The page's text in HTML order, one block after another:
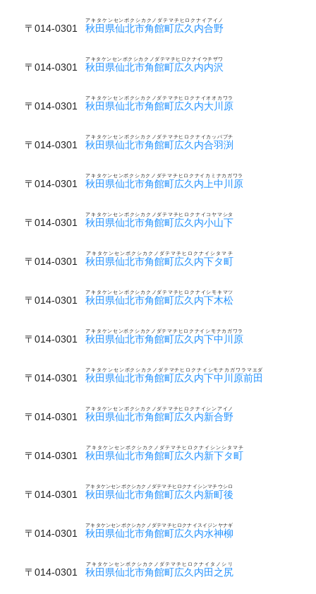
〒014-0301 秋田県仙北市角館町広久内合野
アキタケンセンボクシカクノダテマチヒロクナイアイノ
〒014-0301 秋田県仙北市角館町広久内内沢
アキタケンセンボクシカクノダテマチヒロクナイウチザワ
〒014-0301 秋田県仙北市角館町広久内大川原
アキタケンセンボクシカクノダテマチヒロクナイオオカワラ
〒014-0301 秋田県仙北市角館町広久内合羽渕
アキタケンセンボクシカクノダテマチヒロクナイカッパブチ
〒014-0301 秋田県仙北市角館町広久内上中川原
アキタケンセンボクシカクノダテマチヒロクナイカミナカガワラ
〒014-0301 秋田県仙北市角館町広久内小山下
アキタケンセンボクシカクノダテマチヒロクナイコヤマシタ
〒014-0301 秋田県仙北市角館町広久内下タ町
アキタケンセンボクシカクノダテマチヒロクナイシタマチ
〒014-0301 秋田県仙北市角館町広久内下木松
アキタケンセンボクシカクノダテマチヒロクナイシモキマツ
〒014-0301 秋田県仙北市角館町広久内下中川原
アキタケンセンボクシカクノダテマチヒロクナイシモナカガワラ
〒014-0301 秋田県仙北市角館町広久内下中川原前田
アキタケンセンボクシカクノダテマチヒロクナイシモナカガワラマエダ
〒014-0301 秋田県仙北市角館町広久内新合野
アキタケンセンボクシカクノダテマチヒロクナイシンアイノ
〒014-0301 秋田県仙北市角館町広久内新下タ町
アキタケンセンボクシカクノダテマチヒロクナイシンシタマチ
〒014-0301 秋田県仙北市角館町広久内新町後
アキタケンセンボクシカクノダテマチヒロクナイシンマチウシロ
〒014-0301 秋田県仙北市角館町広久内水神柳
アキタケンセンボクシカクノダテマチヒロクナイスイジンヤナギ
〒014-0301 秋田県仙北市角館町広久内田之尻
アキタケンセンボクシカクノダテマチヒロクナイタノシリ